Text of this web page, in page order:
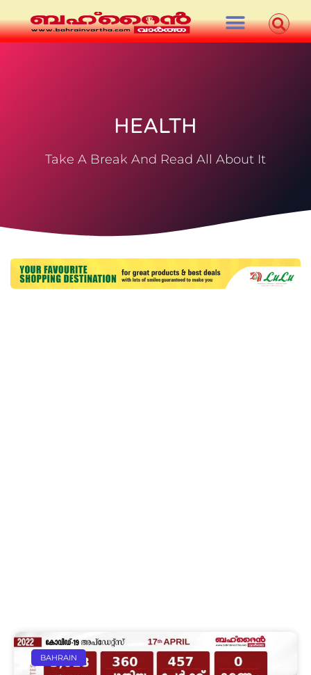
HEALTH
Take A Break And Read All About It
BAHRAIN